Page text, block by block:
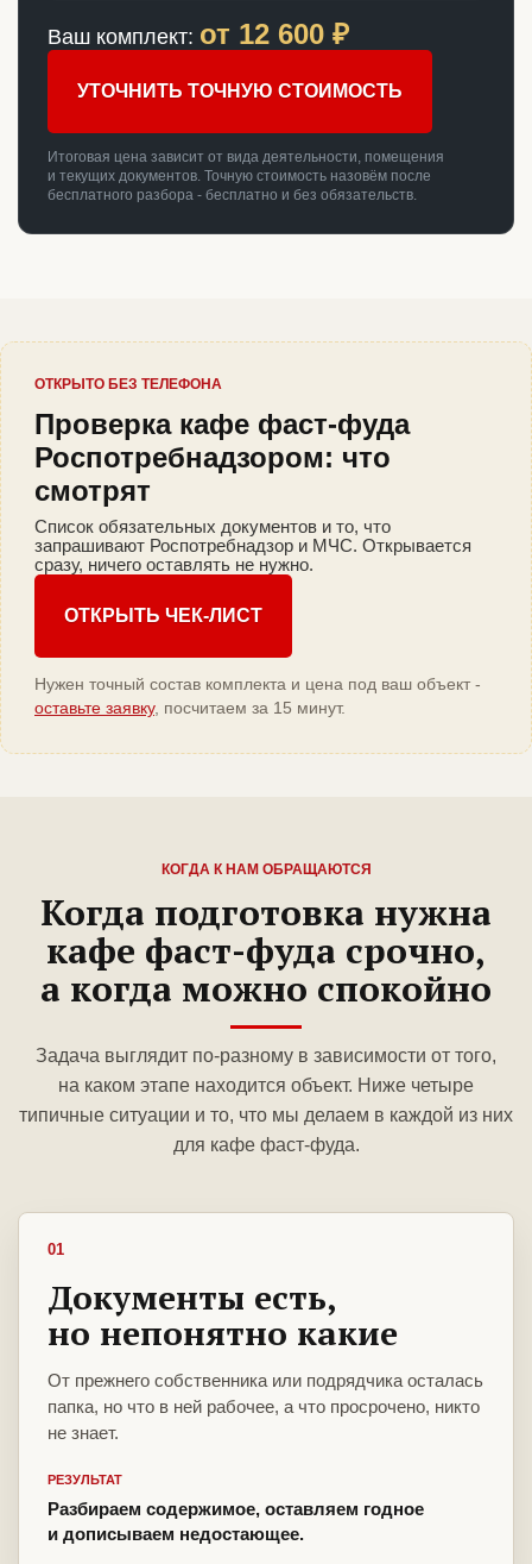
Ваш комплект: от 12 600 ₽
УТОЧНИТЬ ТОЧНУЮ СТОИМОСТЬ
Итоговая цена зависит от вида деятельности, помещения
и текущих документов. Точную стоимость назовём после
бесплатного разбора - бесплатно и без обязательств.
ОТКРЫТО БЕЗ ТЕЛЕФОНА
Проверка кафе фаст-фуда
Роспотребнадзором: что
смотрят
Список обязательных документов и то, что
запрашивают Роспотребнадзор и МЧС. Открывается
сразу, ничего оставлять не нужно.
ОТКРЫТЬ ЧЕК-ЛИСТ
Нужен точный состав комплекта и цена под ваш объект -
оставьте заявку, посчитаем за 15 минут.
КОГДА К НАМ ОБРАЩАЮТСЯ
Когда подготовка нужна
кафе фаст-фуда срочно,
а когда можно спокойно
Задача выглядит по-разному в зависимости от того,
на каком этапе находится объект. Ниже четыре
типичные ситуации и то, что мы делаем в каждой из них
для кафе фаст-фуда.
01
Документы есть,
но непонятно какие
От прежнего собственника или подрядчика осталась
папка, но что в ней рабочее, а что просрочено, никто
не знает.
РЕЗУЛЬТАТ
Разбираем содержимое, оставляем годное
и дописываем недостающее.